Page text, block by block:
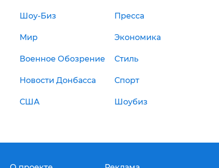
Шоу-Биз Пресса
Мир Экономика
Военное Обозрение Стиль
Новости Донбасса Спорт
США Шоубиз